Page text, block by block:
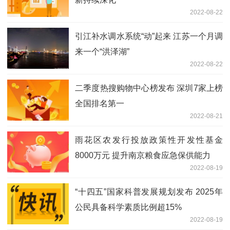
2022-08-22
引江补水调水系统“动”起来 江苏一个月调
来一个“洪泽湖”
2022-08-22
二季度热搜购物中心榜发布 深圳7家上榜
全国排名第一
2022-08-21
雨花区农发行投放政策性开发性基金
8000万元 提升南京粮食应急保供能力
2022-08-19
“十四五”国家科普发展规划发布 2025年
公民具备科学素质比例超15%
2022-08-19